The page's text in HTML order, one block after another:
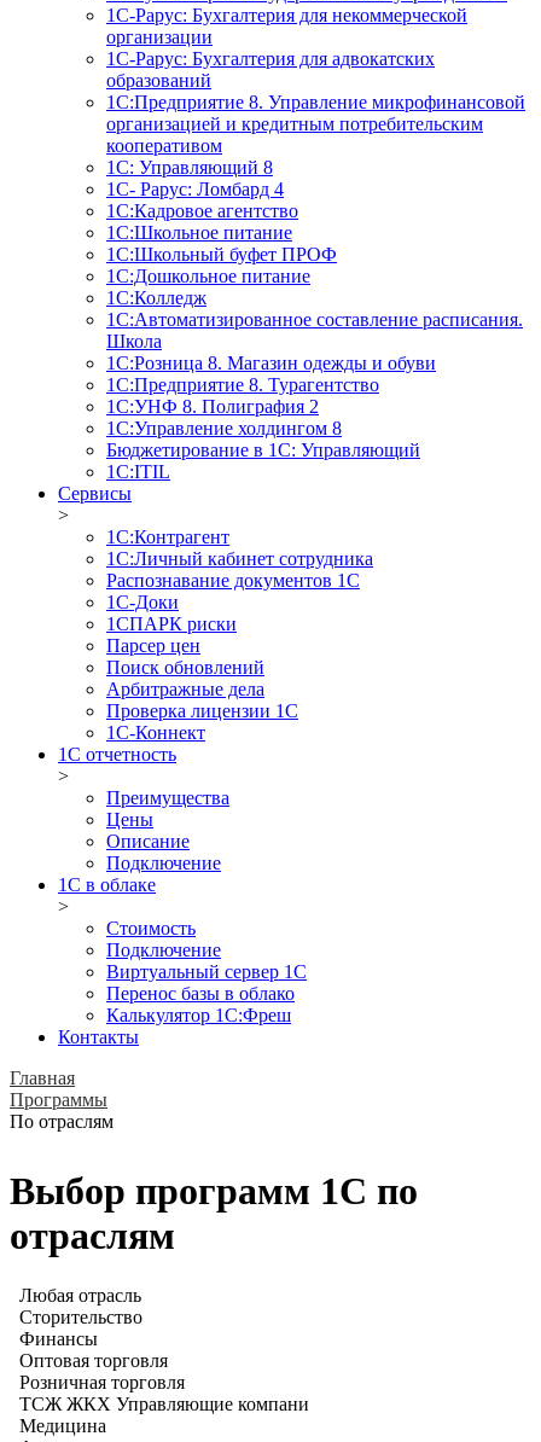
1С-Рарус: Бухгалтерия для некоммерческой
организации
1С-Рарус: Бухгалтерия для адвокатских
образований
1С:Предприятие 8. Управление микрофинансовой
организацией и кредитным потребительским
кооперативом
1С: Управляющий 8
1С- Рарус: Ломбард 4
1С:Кадровое агентство
1С:Школьное питание
1С:Школьный буфет ПРОФ
1C:Дошкольное питание
1С:Колледж
1С:Автоматизированное составление расписания.
Школа
1С:Розница 8. Магазин одежды и обуви
1С:Предприятие 8. Турагентство
1С:УНФ 8. Полиграфия 2
1С:Управление холдингом 8
Бюджетирование в 1С: Управляющий
1С:ITIL
Сервисы
>
1C:Контрагент
1С:Личный кабинет сотрудника
Распознавание документов 1С
1С-Доки
1CПАРК риски
Парсер цен
Поиск обновлений
Арбитражные дела
Проверка лицензии 1С
1С-Коннект
1C отчетность
>
Преимущества
Цены
Описание
Подключение
1С в облаке
>
Стоимость
Подключение
Виртуальный сервер 1С
Перенос базы в облако
Калькулятор 1С:Фреш
Контакты
Главная
Программы
По отрaслям
Выбор программ 1С по
отраслям
Любая отрасль
Сторительство
Финансы
Оптовая торговля
Розничная торговля
ТСЖ ЖКХ Управляющие компани
Медицина